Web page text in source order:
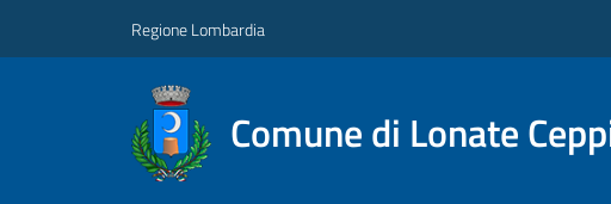
Regione Lombardia
Comune di Lonate